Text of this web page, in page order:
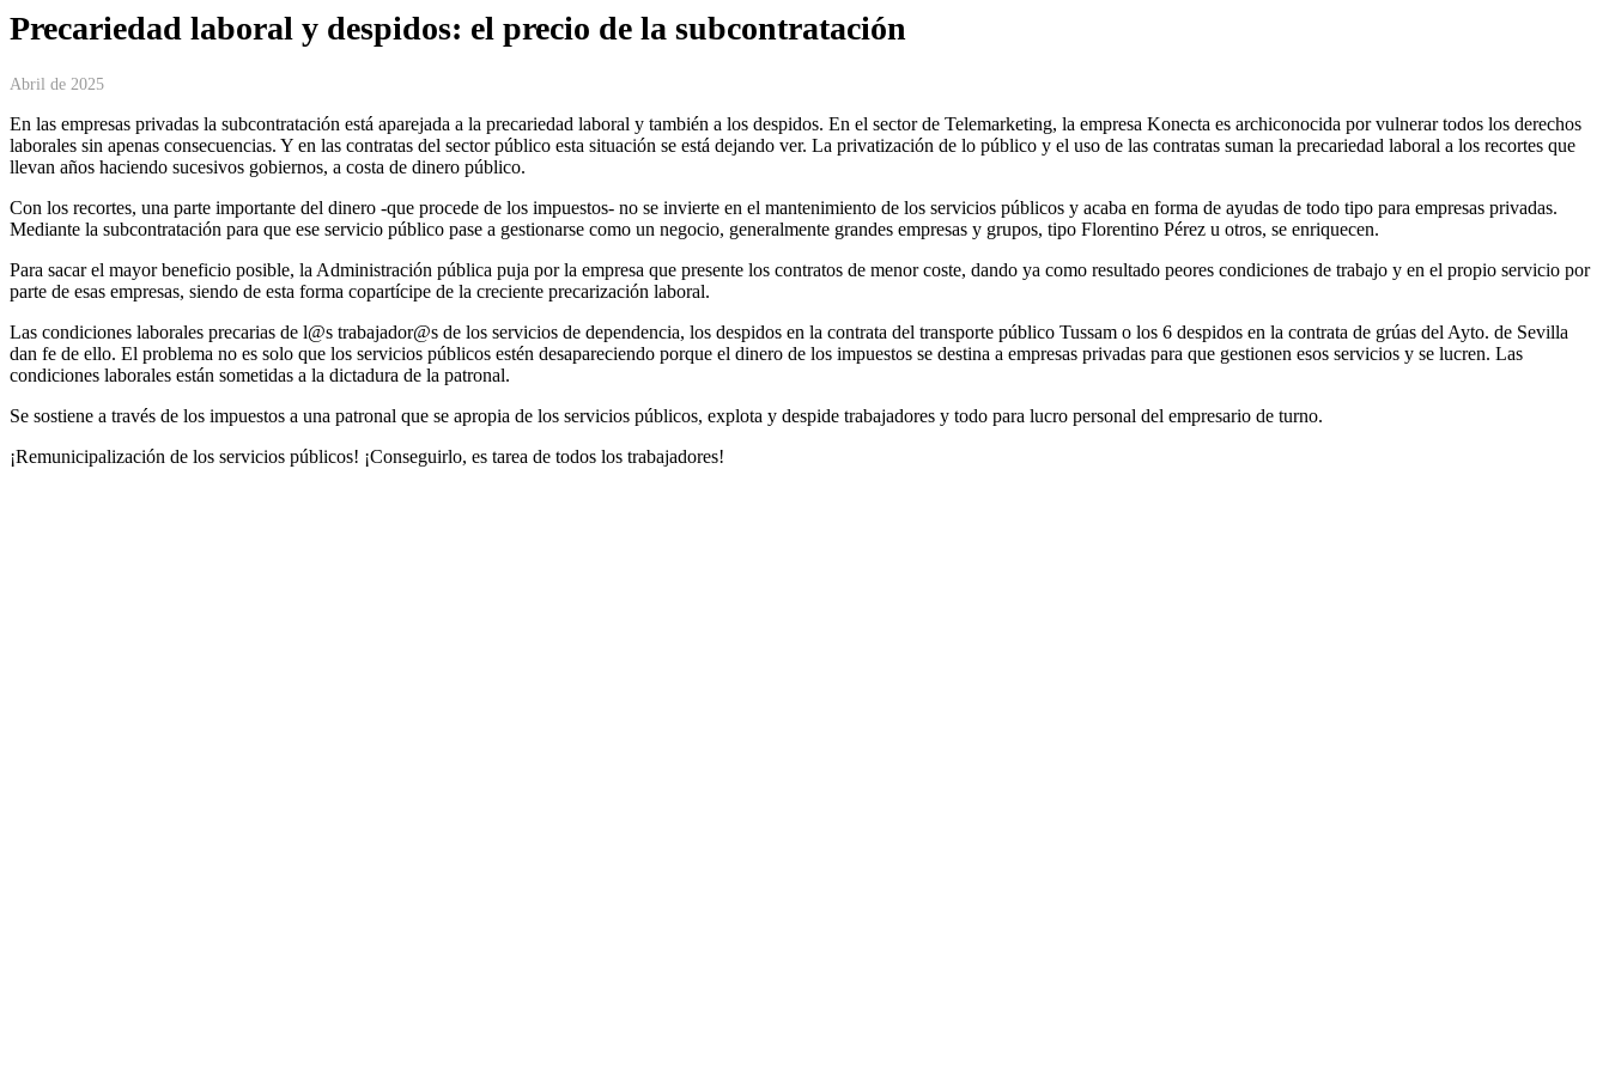
Precariedad laboral y despidos: el precio de la subcontratación
Abril de 2025
En las empresas privadas la subcontratación está aparejada a la precariedad laboral y también a los despidos. En el sector de Telemarketing, la empresa Konecta es archiconocida por vulnerar todos los derechos
laborales sin apenas consecuencias. Y en las contratas del sector público esta situación se está dejando ver. La privatización de lo público y el uso de las contratas suman la precariedad laboral a los recortes que
llevan años haciendo sucesivos gobiernos, a costa de dinero público.
Con los recortes, una parte importante del dinero -que procede de los impuestos- no se invierte en el mantenimiento de los servicios públicos y acaba en forma de ayudas de todo tipo para empresas privadas.
Mediante la subcontratación para que ese servicio público pase a gestionarse como un negocio, generalmente grandes empresas y grupos, tipo Florentino Pérez u otros, se enriquecen.
Para sacar el mayor beneficio posible, la Administración pública puja por la empresa que presente los contratos de menor coste, dando ya como resultado peores condiciones de trabajo y en el propio servicio por
parte de esas empresas, siendo de esta forma copartícipe de la creciente precarización laboral.
Las condiciones laborales precarias de l@s trabajador@s de los servicios de dependencia, los despidos en la contrata del transporte público Tussam o los 6 despidos en la contrata de grúas del Ayto. de Sevilla
dan fe de ello. El problema no es solo que los servicios públicos estén desapareciendo porque el dinero de los impuestos se destina a empresas privadas para que gestionen esos servicios y se lucren. Las
condiciones laborales están sometidas a la dictadura de la patronal.
Se sostiene a través de los impuestos a una patronal que se apropia de los servicios públicos, explota y despide trabajadores y todo para lucro personal del empresario de turno.
¡Remunicipalización de los servicios públicos! ¡Conseguirlo, es tarea de todos los trabajadores!